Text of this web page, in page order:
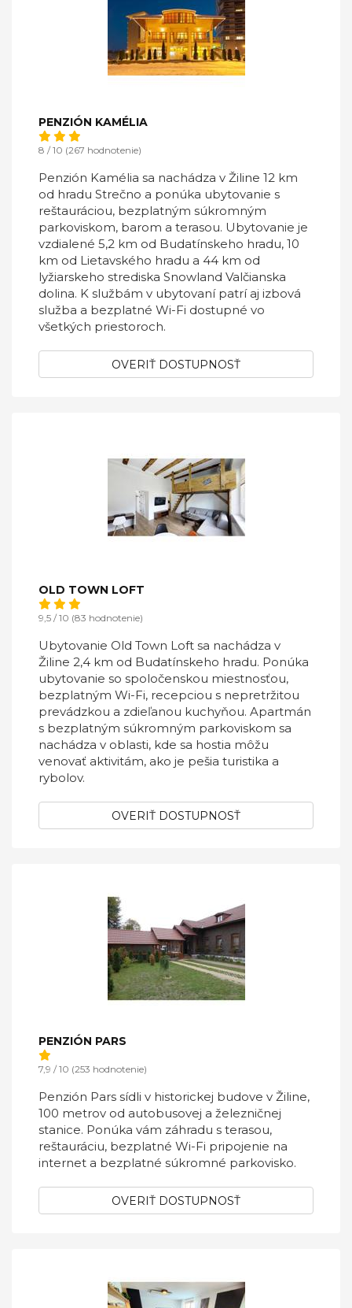
PENZIÓN KAMÉLIA
8 / 10 (267 hodnotenie)
Penzión Kamélia sa nachádza v Žiline 12 km
od hradu Strečno a ponúka ubytovanie s
reštauráciou, bezplatným súkromným
parkoviskom, barom a terasou. Ubytovanie je
vzdialené 5,2 km od Budatínskeho hradu, 10
km od Lietavského hradu a 44 km od
lyžiarskeho strediska Snowland Valčianska
dolina. K službám v ubytovaní patrí aj izbová
služba a bezplatné Wi-Fi dostupné vo
všetkých priestoroch.
OVERIŤ DOSTUPNOSŤ
OLD TOWN LOFT
9,5 / 10 (83 hodnotenie)
Ubytovanie Old Town Loft sa nachádza v
Žiline 2,4 km od Budatínskeho hradu. Ponúka
ubytovanie so spoločenskou miestnosťou,
bezplatným Wi-Fi, recepciou s nepretržitou
prevádzkou a zdieľanou kuchyňou. Apartmán
s bezplatným súkromným parkoviskom sa
nachádza v oblasti, kde sa hostia môžu
venovať aktivitám, ako je pešia turistika a
rybolov.
OVERIŤ DOSTUPNOSŤ
PENZIÓN PARS
7,9 / 10 (253 hodnotenie)
Penzión Pars sídli v historickej budove v Žiline,
100 metrov od autobusovej a železničnej
stanice. Ponúka vám záhradu s terasou,
reštauráciu, bezplatné Wi-Fi pripojenie na
internet a bezplatné súkromné parkovisko.
OVERIŤ DOSTUPNOSŤ